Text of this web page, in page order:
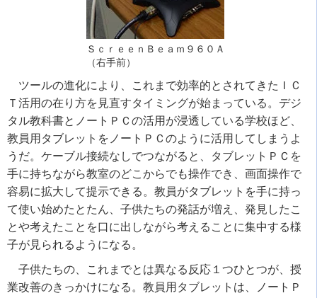
ＳｃｒｅｅｎＢｅａｍ９６０Ａ
（右手前）
ツールの進化により、これまで効率的とされてきたＩＣ
Ｔ活用の在り方を見直すタイミングが始まっている。デジ
タル教科書とノートＰＣの活用が浸透している学校ほど、
教員用タブレットをノートＰＣのように活用してしまうよ
うだ。ケーブル接続なしでつながると、タブレットＰＣを
手に持ちながら教室のどこからでも操作でき、画面操作で
容易に拡大して提示できる。教員がタブレットを手に持っ
て使い始めたとたん、子供たちの発話が増え、発見したこ
とや考えたことを口に出しながら考えることに集中する様
子が見られるようになる。
子供たちの、これまでとは異なる反応１つひとつが、授
業改善のきっかけになる。教員用タブレットは、ノートＰ